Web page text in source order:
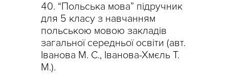
“Польська мова” підручник
для 5 класу з навчанням
польською мовою закладів
загальної середньої освіти (авт.
Іванова М. С., Іванова-Хмєль Т.
М.).